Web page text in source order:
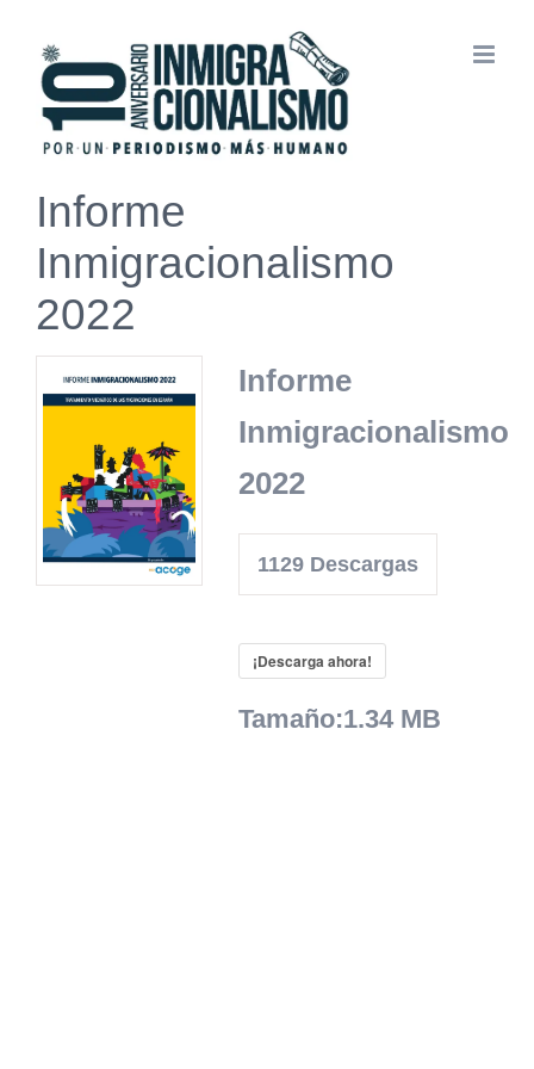
contenido
Informe
Inmigracionalismo
2022
Informe
Inmigracionalismo
2022
1129Descargas
¡Descarga ahora!
Tamaño:1.34 MB